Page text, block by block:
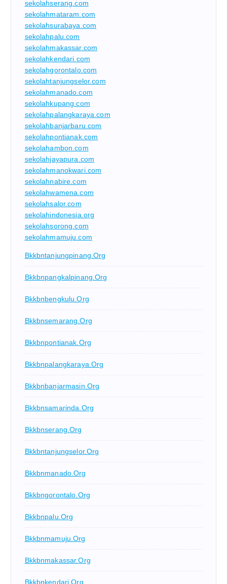
sekolahserang.com
sekolahmataram.com
sekolahsurabaya.com
sekolahpalu.com
sekolahmakassar.com
sekolahkendari.com
sekolahgorontalo.com
sekolahtanjungselor.com
sekolahmanado.com
sekolahkupang.com
sekolahpalangkaraya.com
sekolahbanjarbaru.com
sekolahpontianak.com
sekolahambon.com
sekolahjayapura.com
sekolahmanokwari.com
sekolahnabire.com
sekolahwamena.com
sekolahsalor.com
sekolahindonesia.org
sekolahsorong.com
sekolahmamuju.com
Bkkbntanjungpinang.org
Bkkbnpangkalpinang.org
Bkkbnbengkulu.org
Bkkbnsemarang.org
Bkkbnpontianak.org
Bkkbnpalangkaraya.org
Bkkbnbanjarmasin.org
Bkkbnsamarinda.org
Bkkbnserang.org
Bkkbntanjungselor.org
Bkkbnmanado.org
Bkkbngorontalo.org
Bkkbnpalu.org
Bkkbnmamuju.org
Bkkbnmakassar.org
Bkkbnkendari.org